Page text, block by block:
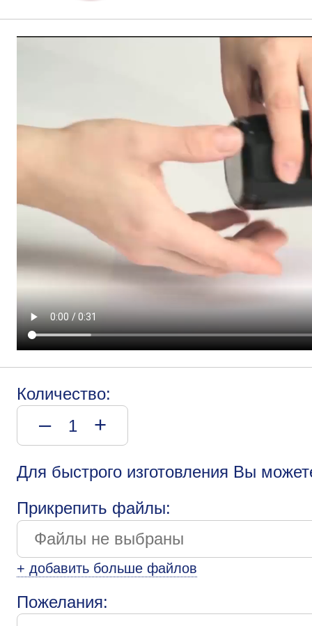
Количество:
– +
Для быстрого изготовления Вы
Прикрепить файлы:
+ добавить больше файлов
Пожелания: